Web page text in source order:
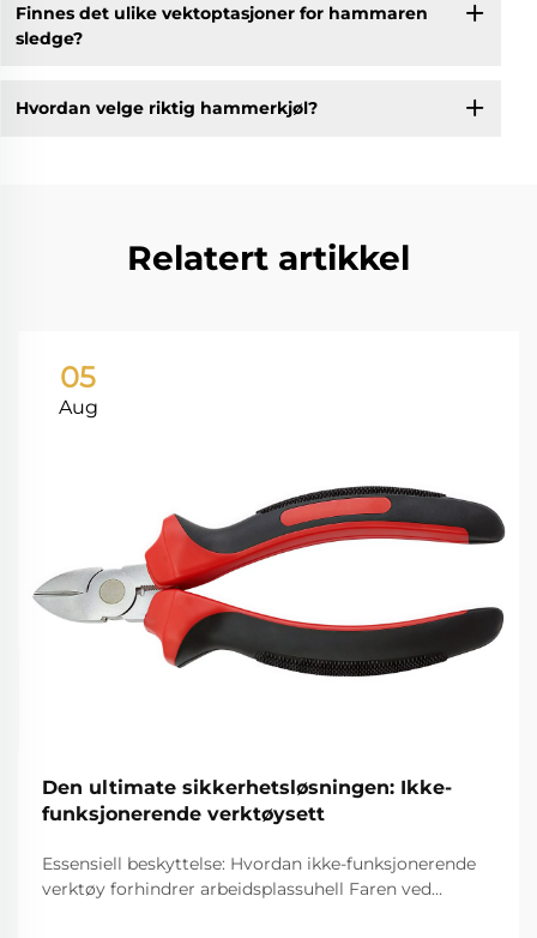
Finnes det ulike vektoptasjoner for hammaren
sledge?
Hvordan velge riktig hammerkjøl?
Relatert artikkel
05
Aug
Den ultimate sikkerhetsløsningen: Ikke-
funksjonerende verktøysett
Essensiell beskyttelse: Hvordan ikke-funksjonerende
verktøy forhindrer arbeidsplassuhell Faren ved